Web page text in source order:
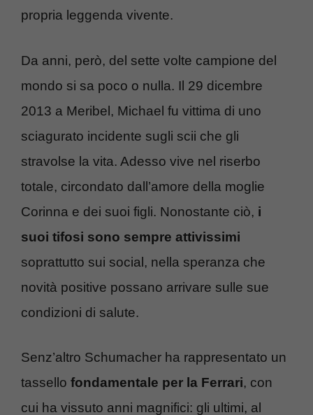
propria leggenda vivente.
Da anni, però, del sette volte campione del
mondo si sa poco o nulla. Il 29 dicembre
2013 a Meribel, Michael fu vittima di uno
sciagurato incidente sugli scii che gli
stravolse la vita. Adesso vive nel riserbo
totale, circondato dall’amore della moglie
Corinna e dei suoi figli. Nonostante ciò, i
suoi tifosi sono sempre attivissimi
soprattutto sui social, nella speranza che
novità positive possano arrivare sulle sue
condizioni di salute.
Senz’altro Schumacher ha rappresentato un
tassello fondamentale per la Ferrari, con
cui ha vissuto anni magnifici: gli ultimi, al